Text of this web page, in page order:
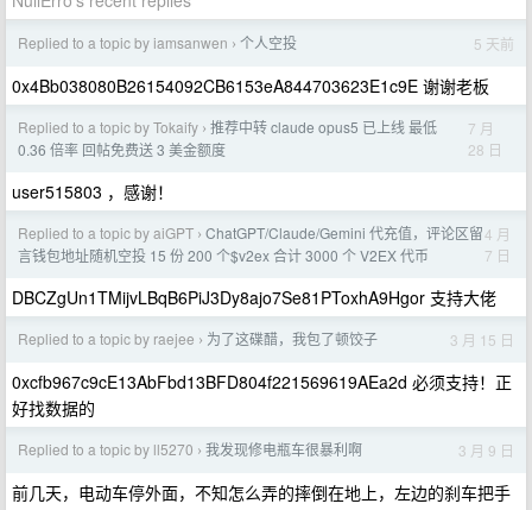
Replied to a topic by iamsanwen › 个人空投 5 天前
0x4Bb038080B26154092CB6153eA844703623E1c9E 谢谢老板
Replied to a topic by Tokaify › 推荐中转 claude opus5 已上线 最低
0.36 倍率 回帖免费送 3 美金额度
7 月
28 日
user515803 ，感谢！
Replied to a topic by aiGPT › ChatGPT/Claude/Gemini 代充值，评论区留
言钱包地址随机空投 15 份 200 个$v2ex 合计 3000 个 V2EX 代币
4 月
7 日
DBCZgUn1TMijvLBqB6PiJ3Dy8ajo7Se81PToxhA9Hgor 支持大佬
Replied to a topic by raejee › 为了这碟醋，我包了顿饺子 3 月 15 日
0xcfb967c9cE13AbFbd13BFD804f221569619AEa2d 必须支持！正
好找数据的
Replied to a topic by ll5270 › 我发现修电瓶车很暴利啊 3 月 9 日
前几天，电动车停外面，不知怎么弄的摔倒在地上，左边的刹车把手